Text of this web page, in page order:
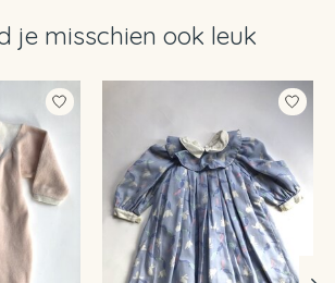
je misschien ook leuk